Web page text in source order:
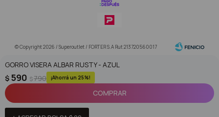
GORRO VISERA ALBAR RUSTY - AZUL
$ 590 $790 25
COMPRAR
© Copyright 2026 / Superoutlet / FORTER S.A Rut 213720560017